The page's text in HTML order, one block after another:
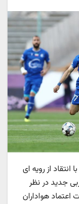
از رویه ای
جدید در نظر
اعتماد هواداران